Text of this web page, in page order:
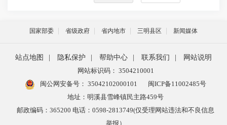
国家部委 省级政府 省内地市 三明县区 新闻媒体
站点地图 | 隐私保护 | 帮助中心 | 联系我们 |
网站说明
网站标识码： 3504210001
闽公网安备号： 35042102000101
闽ICP备11002485号
地址：明溪县雪峰镇民主路459号
邮政编码：365200 电话：0598-2813749(仅受理网站违法和不良信息
举报）